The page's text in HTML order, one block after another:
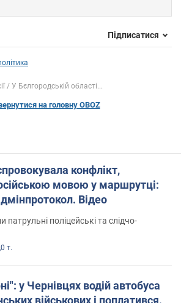
Підписатися
У Бєлгородській області...
на головну OBOZ
конфлікт,
мовою у маршрутці:
Відео
патрульні поліцейські та слідчо-
т.
у Чернівцях водій автобуса
військових і поплатився.